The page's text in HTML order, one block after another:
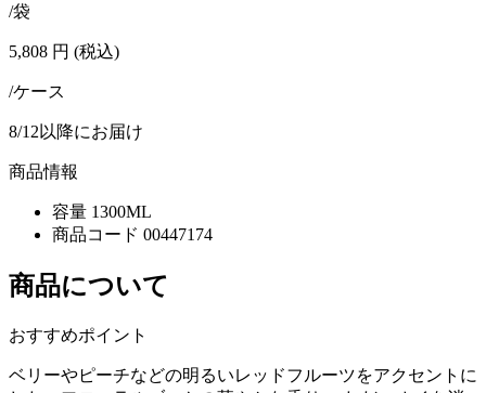
/袋
5,808 円 (税込)
/ケース
8/12以降にお届け
商品情報
容量 1300ML
商品コード 00447174
商品について
おすすめポイント
ベリーやピーチなどの明るいレッドフルーツをアクセントに